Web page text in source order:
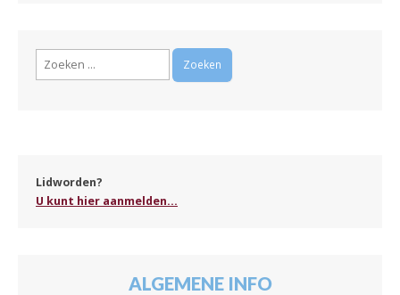
Zoeken
Lidworden?
U kunt hier aanmelden...
ALGEMENE INFO